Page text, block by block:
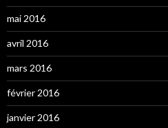
mai 2016
avril 2016
mars 2016
février 2016
janvier 2016